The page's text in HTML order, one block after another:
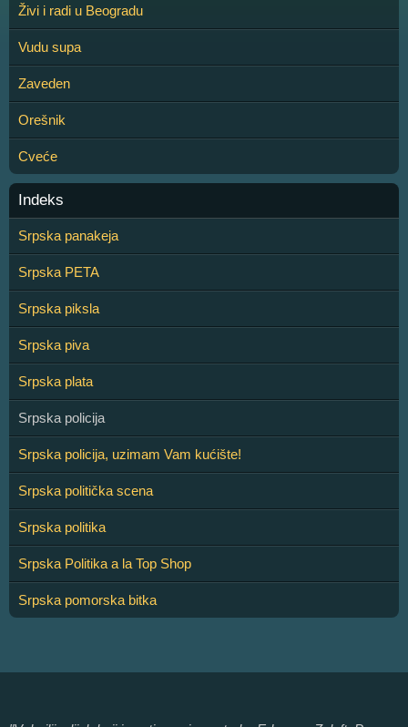
Živi i radi u Beogradu
Vudu supa
Zaveden
Orešnik
Cveće
Indeks
Srpska panakeja
Srpska PETA
Srpska piksla
Srpska piva
Srpska plata
Srpska policija
Srpska policija, uzimam Vam kućište!
Srpska politička scena
Srpska politika
Srpska Politika a la Top Shop
Srpska pomorska bitka